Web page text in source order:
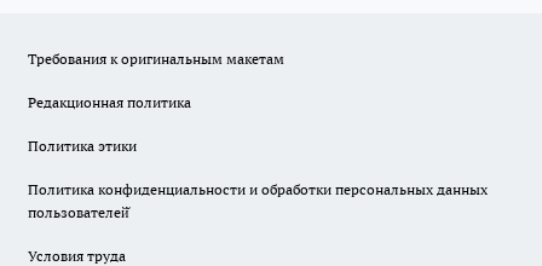
Требования к оригинальным макетам
Редакционная политика
Политика этики
Политика конфиденциальности и обработки персональных данных
пользователей̆
Условия труда